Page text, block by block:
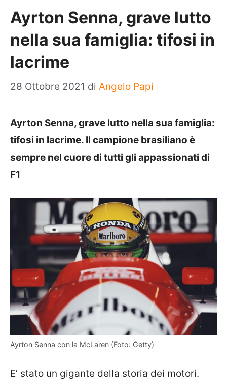
Ayrton Senna, grave lutto
nella sua famiglia: tifosi in
lacrime
28 Ottobre 2021 di Angelo Papi
Ayrton Senna, grave lutto nella sua famiglia:
tifosi in lacrime. Il campione brasiliano è
sempre nel cuore di tutti gli appassionati di
F1
Ayrton Senna con la McLaren (Foto: Getty)
E’ stato un gigante della storia dei motori.